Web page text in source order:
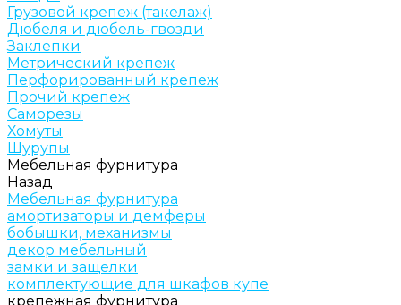
Грузовой крепеж (такелаж)
Дюбеля и дюбель-гвозди
Заклепки
Метрический крепеж
Перфорированный крепеж
Прочий крепеж
Саморезы
Хомуты
Шурупы
Мебельная фурнитура
Назад
Мебельная фурнитура
амортизаторы и демферы
бобышки, механизмы
декор мебельный
замки и защелки
комплектующие для шкафов купе
крепежная фурнитура